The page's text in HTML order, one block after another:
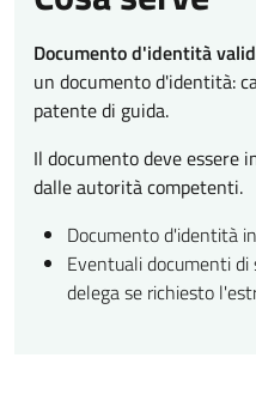
Documento d'identità
un documento d'identità:
patente di guida.
Il documento deve essere
dalle autorità competenti.
Documento d'identità
Eventuali documenti di
delega se richiesto